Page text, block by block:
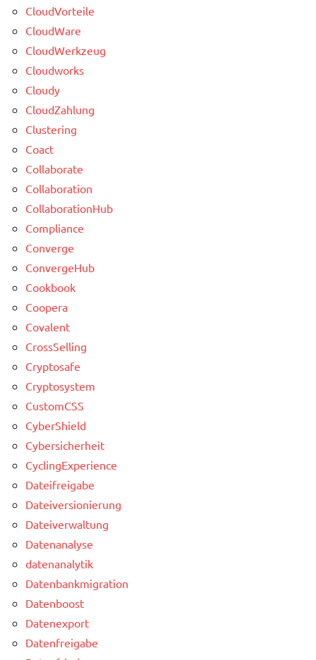
CloudVorteile
CloudWare
CloudWerkzeug
Cloudworks
Cloudy
CloudZahlung
Clustering
Coact
Collaborate
Collaboration
CollaborationHub
Compliance
Converge
ConvergeHub
Cookbook
Coopera
Covalent
CrossSelling
Cryptosafe
Cryptosystem
CustomCSS
CyberShield
Cybersicherheit
CyclingExperience
Dateifreigabe
Dateiversionierung
Dateiverwaltung
Datenanalyse
datenanalytik
Datenbankmigration
Datenboost
Datenexport
Datenfreigabe